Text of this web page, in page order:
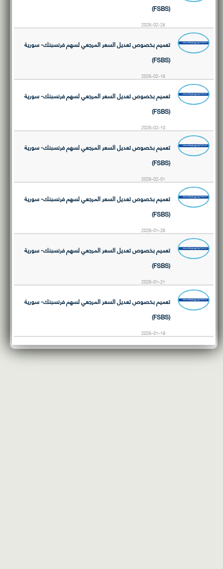
(FSBS)
2026-02-25
تعميم بخصوص تعديل السعر المرجعي لسهم فرنسبنك- سورية
(FSBS)
2026-02-16
تعميم بخصوص تعديل السعر المرجعي لسهم فرنسبنك- سورية
(FSBS)
2026-02-10
تعميم بخصوص تعديل السعر المرجعي لسهم فرنسبنك- سورية
(FSBS)
2026-02-01
تعميم بخصوص تعديل السعر المرجعي لسهم فرنسبنك- سورية
(FSBS)
2026-01-26
تعميم بخصوص تعديل السعر المرجعي لسهم فرنسبنك- سورية
(FSBS)
2026-01-21
تعميم بخصوص تعديل السعر المرجعي لسهم فرنسبنك- سورية
(FSBS)
2026-01-19